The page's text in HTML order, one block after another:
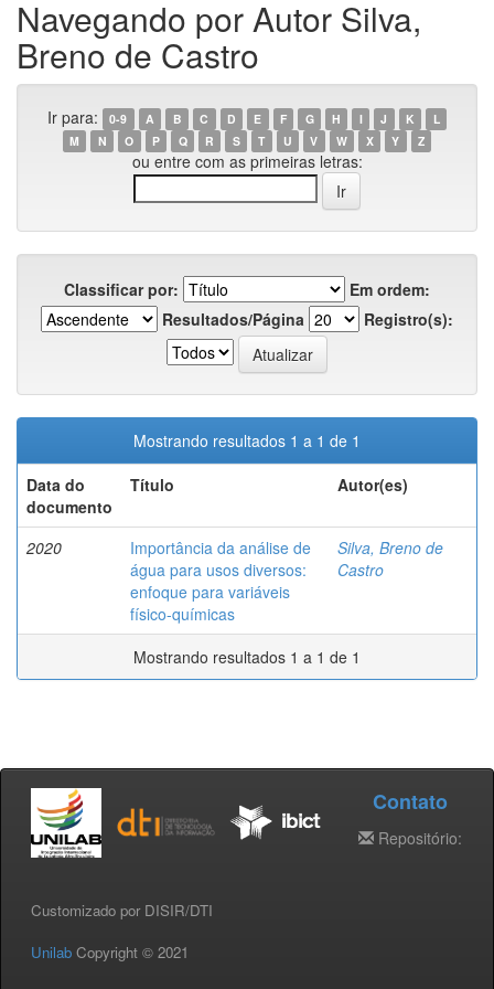
Navegando por Autor Silva,
Breno de Castro
Ir para: 0-9 A B C D E F G H I J K
L
M
N O P Q R S T U V W X Y Z
ou entre com as primeiras letras:
Classificar por:
Em ordem:
Resultados/Página
Registro(s):
Mostrando resultados 1 a 1 de 1
Data do
documento
Título Autor(es)
2020
Importância da análise de
água para usos diversos:
enfoque para variáveis
físico-químicas
Silva, Breno de
Castro
Mostrando resultados 1 a 1 de 1
Customizado por DISIR/DTI
Unilab Copyright © 2021
Contato
Repositório: